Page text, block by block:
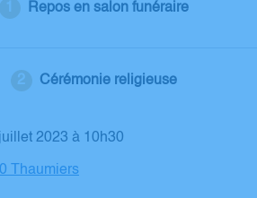
Repos en salon funéraire
Cérémonie religieuse
juillet 2023 à 10h30
Thaumiers